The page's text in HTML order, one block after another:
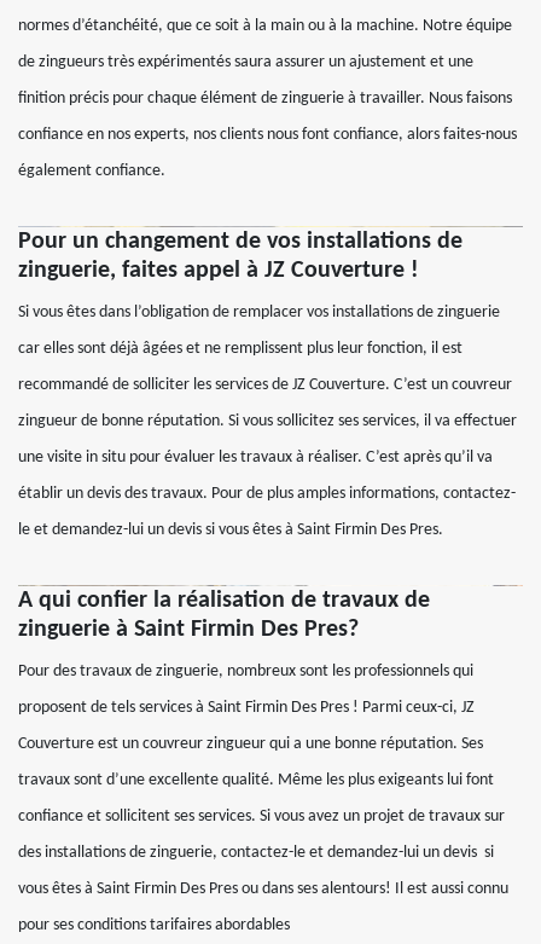
normes d’étanchéité, que ce soit à la main ou à la machine. Notre équipe
de zingueurs très expérimentés saura assurer un ajustement et une
finition précis pour chaque élément de zinguerie à travailler. Nous faisons
confiance en nos experts, nos clients nous font confiance, alors faites-nous
également confiance.
Pour un changement de vos installations de
zinguerie, faites appel à JZ Couverture !
Si vous êtes dans l’obligation de remplacer vos installations de zinguerie
car elles sont déjà âgées et ne remplissent plus leur fonction, il est
recommandé de solliciter les services de JZ Couverture. C’est un couvreur
zingueur de bonne réputation. Si vous sollicitez ses services, il va effectuer
une visite in situ pour évaluer les travaux à réaliser. C’est après qu’il va
établir un devis des travaux. Pour de plus amples informations, contactez-
le et demandez-lui un devis si vous êtes à Saint Firmin Des Pres.
A qui confier la réalisation de travaux de
zinguerie à Saint Firmin Des Pres?
Pour des travaux de zinguerie, nombreux sont les professionnels qui
proposent de tels services à Saint Firmin Des Pres ! Parmi ceux-ci, JZ
Couverture est un couvreur zingueur qui a une bonne réputation. Ses
travaux sont d’une excellente qualité. Même les plus exigeants lui font
confiance et sollicitent ses services. Si vous avez un projet de travaux sur
des installations de zinguerie, contactez-le et demandez-lui un devis si
vous êtes à Saint Firmin Des Pres ou dans ses alentours! Il est aussi connu
pour ses conditions tarifaires abordables